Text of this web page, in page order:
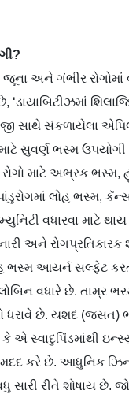
જૂના અને ગંભીર
‘ડાયાબિટીઝમાં
સાથે સંકળાયેલા
માટે સુવર્ણ ભસ્મ
રોગો માટે અભ્રક ભસ્મ,
લોહ ભસ્મ,
વધારવા માટે
અને રોગપ્રતિકારક
ભસ્મ આયર્ન સલ્ફેટ
વધારે છે. તામ્ર
ધરાવે છે. યશદ (જસત)
એ સ્વાદુપિંડમાંથી
મદદ કરે છે. આધુનિક
સારી રીતે શોષાય